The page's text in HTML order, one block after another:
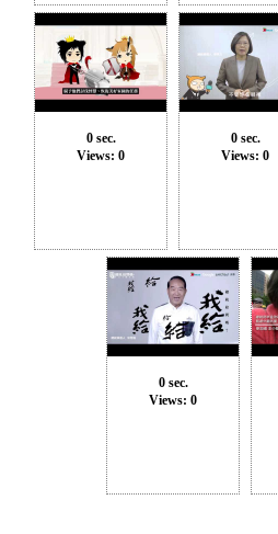
0 sec.
Views: 0
0 sec.
Views: 0
0 sec.
Views: 0